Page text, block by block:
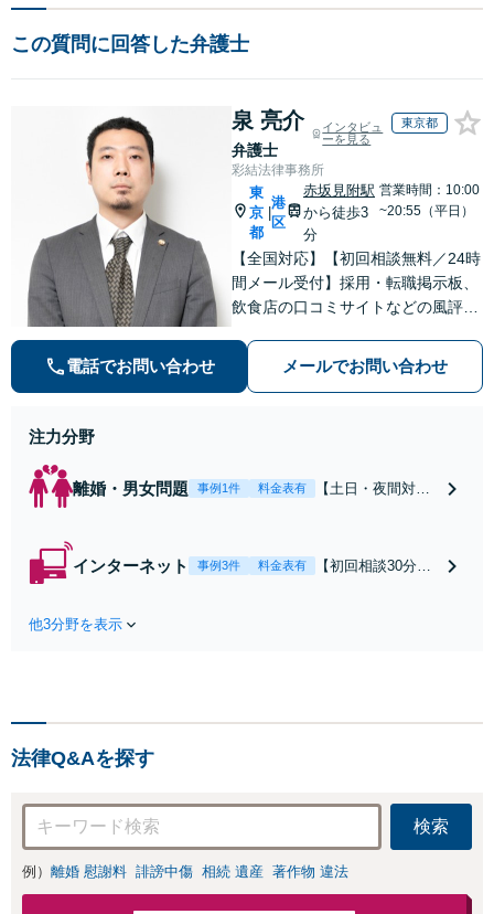
この質問に回答した弁護士
泉 亮介
弁護士
インタビュ
ーを見る
東京都
彩結法律事務所
東
京
都
港
区
赤坂見附駅
から徒歩3
分
営業時間：10:00
~20:55（平日）
【全国対応】【初回相談無料／24時
間メール受付】採用・転職掲示板、
飲食店の口コミサイトなどの風評被
の種類を問わず相談可。可能な限り
早期対応で駆けつけサポート【労
電話でお問い合わせ メールでお問い合わせ
注力分野
離婚・男女問題 事例1件 料金表有
【土日・夜間対応
れたら、サインす
インターネット 事例3件 料金表有
【初回相談30分無
お店の風評被害対
応可：開示請求の
意見照会が来たと
きの対処法、被害
者との示談交渉
他3分野を表示
法律Q&Aを探す
検索
例） 離婚 慰謝料 誹謗中傷 相続 遺産 著作物 違法